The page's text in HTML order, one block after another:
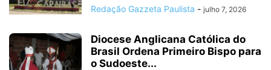
Redação Gazzeta Paulista - julho 7, 2026
Diocese Anglicana Católica do
Brasil Ordena Primeiro Bispo para
o Sudoeste...